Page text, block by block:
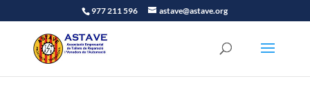
977 211 596 astave@astave.org